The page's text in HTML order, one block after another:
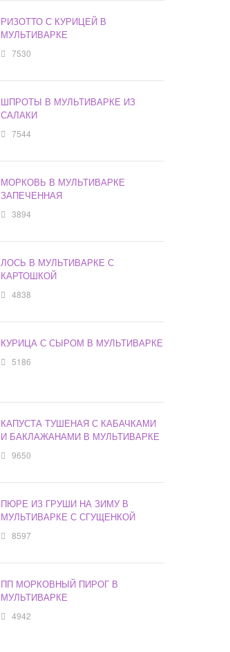
РИЗОТТО С КУРИЦЕЙ В
МУЛЬТИВАРКЕ
7530
ШПРОТЫ В МУЛЬТИВАРКЕ ИЗ
САЛАКИ
7544
МОРКОВЬ В МУЛЬТИВАРКЕ
ЗАПЕЧЕННАЯ
3894
ЛОСЬ В МУЛЬТИВАРКЕ С
КАРТОШКОЙ
4838
КУРИЦА С СЫРОМ В МУЛЬТИВАРКЕ
5186
КАПУСТА ТУШЕНАЯ С КАБАЧКАМИ
И БАКЛАЖАНАМИ В МУЛЬТИВАРКЕ
9650
ПЮРЕ ИЗ ГРУШИ НА ЗИМУ В
МУЛЬТИВАРКЕ С СГУЩЕНКОЙ
8597
ПП МОРКОВНЫЙ ПИРОГ В
МУЛЬТИВАРКЕ
4942